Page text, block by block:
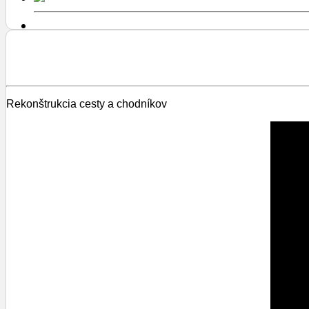
Rekonštrukcia cesty a chodníkov